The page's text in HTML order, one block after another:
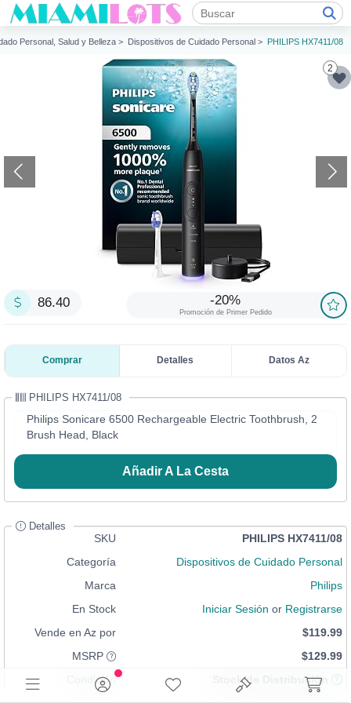
Personal, Salud y Belleza > Dispositivos de Cuidado Personal > PHILIPS HX7411/08
2
86.40 -20%
Promoción de Primer Pedido
Comprar Detalles Datos Az
PHILIPS HX7411/08
Philips Sonicare 6500 Rechargeable Electric Toothbrush, 2
Brush Head, Black
Añadir A La Cesta
Detalles
SKU
PHILIPS HX7411/08
Categoría
Dispositivos de Cuidado Personal
Marca
Philips
En Stock
Iniciar Sesión or Registrarse
Vende en Az por
$119.99
MSRP
$129.99
Condición
Stock de Distribución